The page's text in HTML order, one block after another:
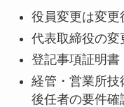
役員変更は変
代表取締役の変
登記事項証明
経管・営業所技
後任者の要件確